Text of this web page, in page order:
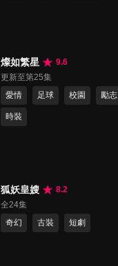
燦如繁星
9.6
更新至第25集
愛情
足球 校園 勵志
時裝
狐妖皇嫂
8.2
全24集
奇幻
古裝 短劇